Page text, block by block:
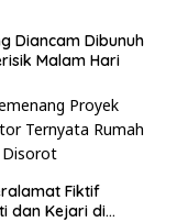
Diancam Dibunuh
Malam Hari
Fiktif
dan Kejari di